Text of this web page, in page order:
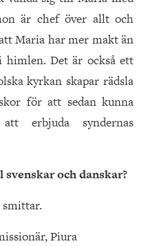
är chef över allt och
Maria har mer makt än
himlen. Det är också ett
kyrkan skapar rädsla
för att sedan kunna
erbjuda syndernas
och danskar?
smittar.
Piura